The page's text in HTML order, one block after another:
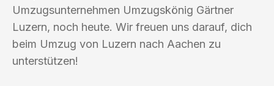
Umzugsunternehmen Umzugskönig Gärtner
Luzern, noch heute. Wir freuen uns darauf, dich
beim Umzug von Luzern nach Aachen zu
unterstützen!